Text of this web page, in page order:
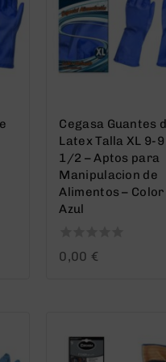
Cegasa Guantes
Latex Talla XL 9-9
1/2 – Aptos para
Manipulacion de
Alimentos – Color
Azul
0
0,00 €